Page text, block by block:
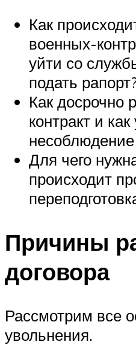
Как
военных-
уйти со
подать
Как досрочно
контракт и
несоблюдение
Для чего
происходит
Причины
договора
Рассмотрим все
увольнения.